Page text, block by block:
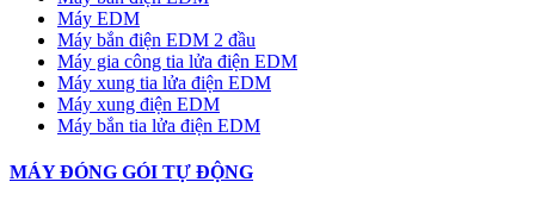
Máy EDM
Máy bắn điện EDM 2 đầu
Máy gia công tia lửa điện EDM
Máy xung tia lửa điện EDM
Máy xung điện EDM
Máy bắn tia lửa điện EDM
MÁY ĐÓNG GÓI TỰ ĐỘNG